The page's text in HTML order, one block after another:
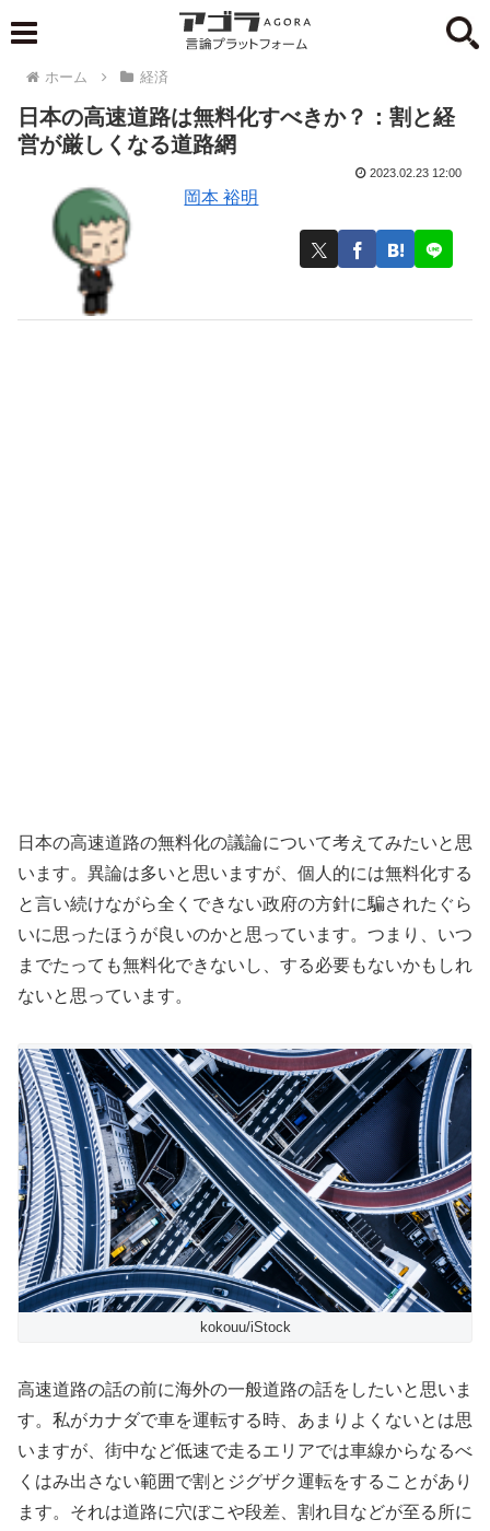
ホーム 経済
日本の高速道路は無料化すべきか？：割と経
営が厳しくなる道路網
岡本 裕明
2023.02.23 12:00
日本の高速道路の無料化の議論について考えてみたいと思
います。異論は多いと思いますが、個人的には無料化する
と言い続けながら全くできない政府の方針に騙されたぐら
いに思ったほうが良いのかと思っています。つまり、いつ
までたっても無料化できないし、する必要もないかもしれ
ないと思っています。
kokouu/iStock
高速道路の話の前に海外の一般道路の話をしたいと思いま
す。私がカナダで車を運転する時、あまりよくないとは思
いますが、街中など低速で走るエリアでは車線からなるべ
くはみ出さない範囲で割とジグザク運転をすることがあり
ます。それは道路に穴ぼこや段差、割れ目などが至る所に